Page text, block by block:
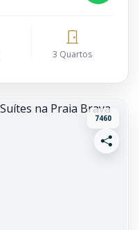
3 Quartos
7460